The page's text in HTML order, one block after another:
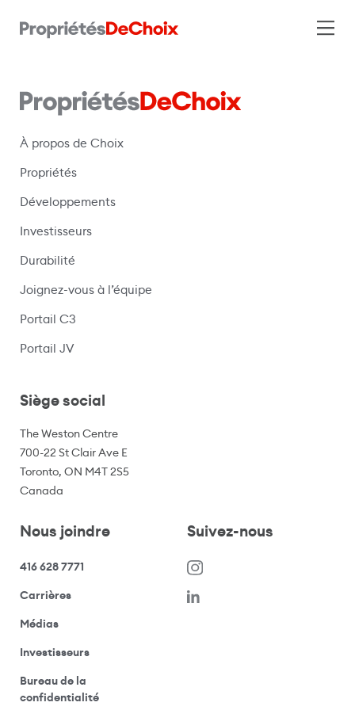
À propos de Choix
Propriétés
Développements
Investisseurs
Durabilité
Joignez-vous à l’équipe
Portail C3
Portail JV(s’ouvre dans une nouvelle fenêtre)
Siège social
The Weston Centre
700-22 St Clair Ave E
Toronto, ON M4T 2S5
Canada
Nous joindre
416 628 7771
Carrières(s’ouvre dans une nouvelle fenêtre)
Médias(ouvre votre application de messagerie)
Investisseurs(ouvre votre application de messagerie)
Bureau de la
confidentialité(ouvre votre application de messagerie)
Suivez-nous